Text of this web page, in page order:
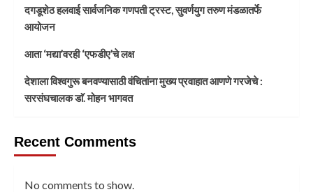
दगडूशेठ हलवाई सार्वजनिक गणपती ट्रस्ट, सुवर्णयुग तरुण मंडळातर्फे
आयोजन
आता ‘मद्या’वरही ‘एफडीए’चे लक्ष
देशाला विश्वगुरू बनवण्यासाठी वंचितांना मुख्य प्रवाहात आणणे गरजेचे :
सरसंघचालक डाॅ. मोहन भागवत
Recent Comments
No comments to show.